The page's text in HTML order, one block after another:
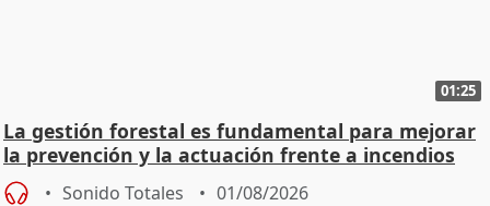
01:25
La gestión forestal es fundamental para mejorar
la prevención y la actuación frente a incendios
Sonido Totales 01/08/2026